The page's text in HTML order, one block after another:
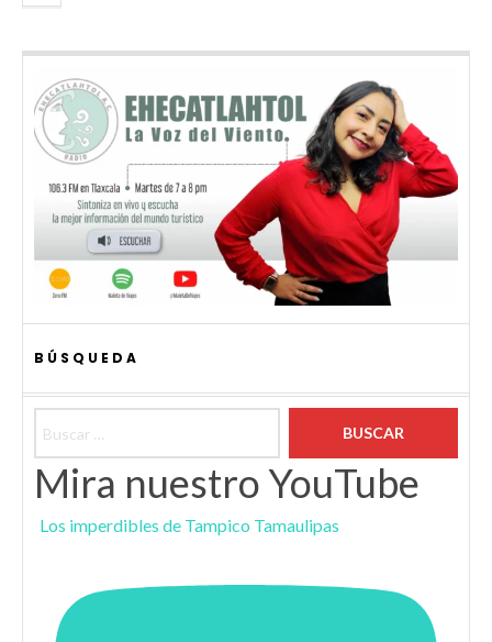
BÚSQUEDA
Mira nuestro YouTube
Los imperdibles de Tampico Tamaulipas